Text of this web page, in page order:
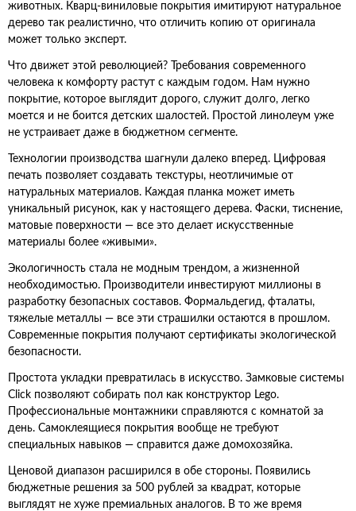
животных. Кварц-виниловые покрытия имитируют натуральное
дерево так реалистично, что отличить копию от оригинала
может только эксперт.
Что движет этой революцией? Требования современного
человека к комфорту растут с каждым годом. Нам нужно
покрытие, которое выглядит дорого, служит долго, легко
моется и не боится детских шалостей. Простой линолеум уже
не устраивает даже в бюджетном сегменте.
Технологии производства шагнули далеко вперед. Цифровая
печать позволяет создавать текстуры, неотличимые от
натуральных материалов. Каждая планка может иметь
уникальный рисунок, как у настоящего дерева. Фаски, тиснение,
матовые поверхности — все это делает искусственные
материалы более «живыми».
Экологичность стала не модным трендом, а жизненной
необходимостью. Производители инвестируют миллионы в
разработку безопасных составов. Формальдегид, фталаты,
тяжелые металлы — все эти страшилки остаются в прошлом.
Современные покрытия получают сертификаты экологической
безопасности.
Простота укладки превратилась в искусство. Замковые системы
Click позволяют собирать пол как конструктор Lego.
Профессиональные монтажники справляются с комнатой за
день. Самоклеящиеся покрытия вообще не требуют
специальных навыков — справится даже домохозяйка.
Ценовой диапазон расширился в обе стороны. Появились
бюджетные решения за 500 рублей за квадрат, которые
выглядят не хуже премиальных аналогов. В то же время